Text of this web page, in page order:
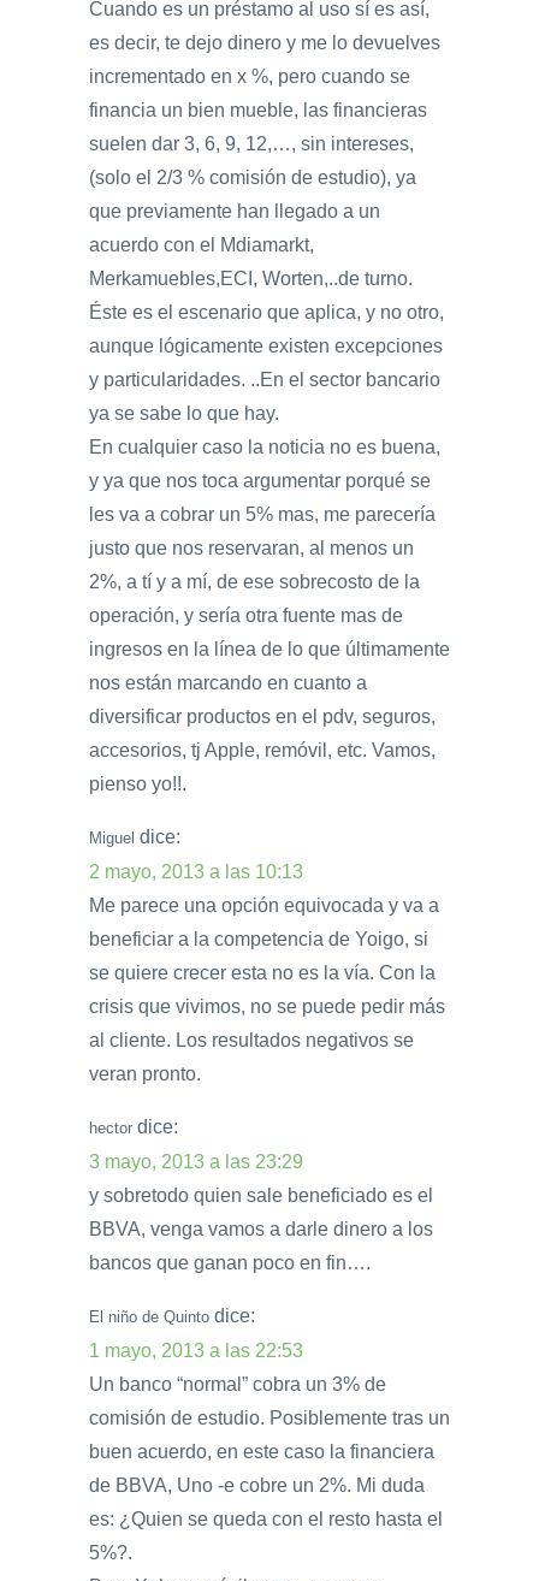
Cuando es un préstamo al uso sí es así,
es decir, te dejo dinero y me lo devuelves
incrementado en x %, pero cuando se
financia un bien mueble, las financieras
suelen dar 3, 6, 9, 12,…, sin intereses,
(solo el 2/3 % comisión de estudio), ya
que previamente han llegado a un
acuerdo con el Mdiamarkt,
Merkamuebles,ECI, Worten,..de turno.
Éste es el escenario que aplica, y no otro,
aunque lógicamente existen excepciones
y particularidades. ..En el sector bancario
ya se sabe lo que hay.
En cualquier caso la noticia no es buena,
y ya que nos toca argumentar porqué se
les va a cobrar un 5% mas, me parecería
justo que nos reservaran, al menos un
2%, a tí y a mí, de ese sobrecosto de la
operación, y sería otra fuente mas de
ingresos en la línea de lo que últimamente
nos están marcando en cuanto a
diversificar productos en el pdv, seguros,
accesorios, tj Apple, remóvil, etc. Vamos,
pienso yo!!.
Miguel dice:
2 mayo, 2013 a las 10:13
Me parece una opción equivocada y va a
beneficiar a la competencia de Yoigo, si
se quiere crecer esta no es la vía. Con la
crisis que vivimos, no se puede pedir más
al cliente. Los resultados negativos se
veran pronto.
hector dice:
3 mayo, 2013 a las 23:29
y sobretodo quien sale beneficiado es el
BBVA, venga vamos a darle dinero a los
bancos que ganan poco en fin….
El niño de Quinto dice:
1 mayo, 2013 a las 22:53
Un banco “normal” cobra un 3% de
comisión de estudio. Posiblemente tras un
buen acuerdo, en este caso la financiera
de BBVA, Uno -e cobre un 2%. Mi duda
es: ¿Quien se queda con el resto hasta el
5%?.